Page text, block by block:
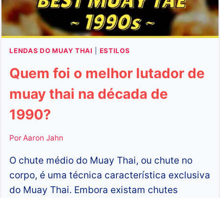
LENDAS DO MUAY THAI ESTILOS
Quem foi o melhor lutador de
muay thai na década de
1990?
PorAaron Jahn
O chute médio do Muay Thai, ou chute no
corpo, é uma técnica característica exclusiva
do Muay Thai. Embora existam chutes